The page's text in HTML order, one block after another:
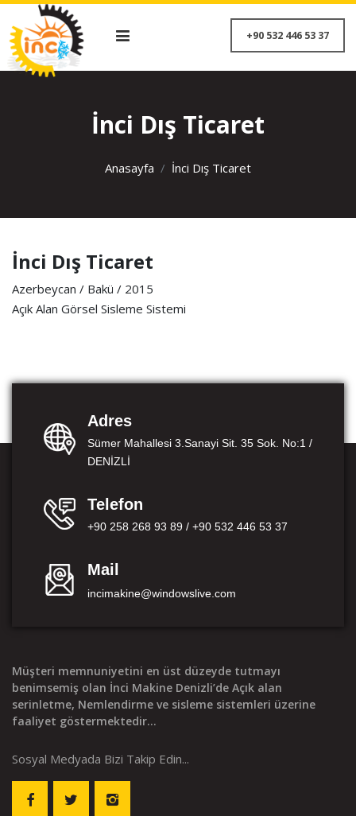
+90 532 446 53
İnci Dış Ticaret
Anasayfa İnci Dış Ticaret
İnci Dış Ticaret
Azerbeycan / Bakü / 2015
Açık Alan Görsel Sisleme Sistemi
Adres
Sümer Mahallesi 3.Sanayi Sit. 35 Sok. No:1 /
DENİZLİ
Telefon
+90 258 268 93 89 / +90 532 446 53 37
Mail
incimakine@windowslive.com
Müşteri memnuniyetini en üst düzeyde tutmayı
benimsemiş olan İnci Makine Denizli’de Açık alan
serinletme, Nemlendirme ve sisleme sistemleri üzerine
faaliyet göstermektedir...
Sosyal Medyada Bizi Takip Edin...